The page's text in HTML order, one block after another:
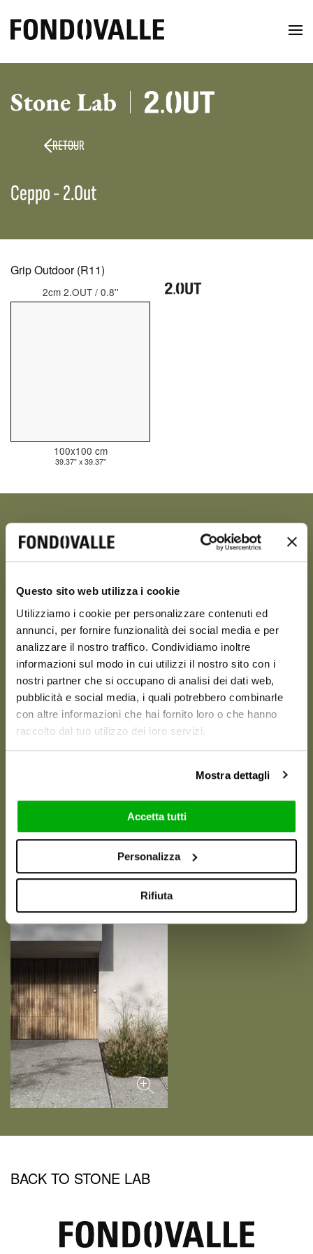
Questo sito web utilizza i cookie
Utilizziamo i cookie per personalizzare contenuti ed
annunci, per fornire funzionalità dei social media e per
analizzare il nostro traffico. Condividiamo inoltre
informazioni sul modo in cui utilizzi il nostro sito con i
nostri partner che si occupano di analisi dei dati web,
pubblicità e social media, i quali potrebbero combinarle
con altre informazioni che hai fornito loro o che hanno
raccolto dal tuo utilizzo dei loro servizi.
Mostra dettagli
Accetta tutti
Personalizza
Rifiuta
RETOUR
Stone Lab
Ceppo - 2.Out
Grip Outdoor (R11)
2cm 2.OUT / 0.8''
100x100 cm
39.37" x 39.37"
CEPPO
VISUELS ET AMBIANCES
BACK TO STONE LAB